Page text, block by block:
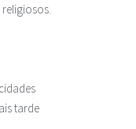
tarde